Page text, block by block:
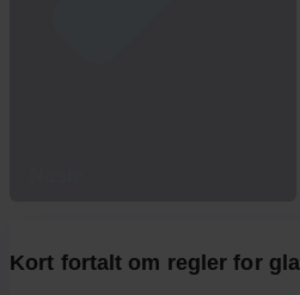
Kort fortalt om regler for